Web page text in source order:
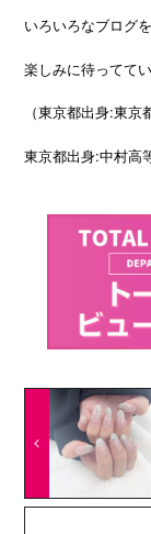
いろいろなブログ
楽しみに待ってて
（東京都出身:東
東京都出身:中村高